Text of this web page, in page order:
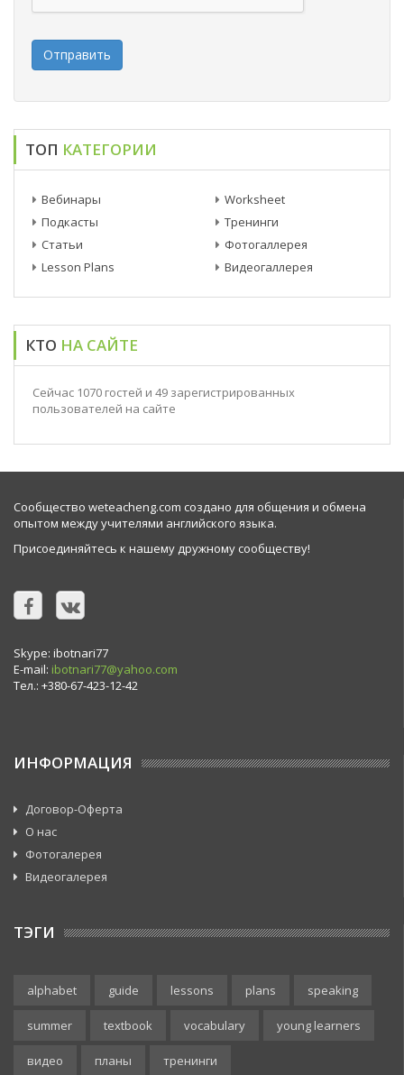
Отправить
ТОП КАТЕГОРИИ
Вебинары
Подкасты
Статьи
Lesson Plans
Worksheet
Тренинги
Фотогаллерея
Видеогаллерея
КТО НА САЙТЕ
Сейчас 1070 гостей и 49 зарегистрированных
пользователей на сайте
Сообщество weteacheng.com создано для общения и обмена
опытом между учителями английского языка.
Присоединяйтесь к нашему дружному сообществу!
Skype: ibotnari77
E-mail: ibotnari77@yahoo.com
Тел.: +380-67-423-12-42
ИНФОРМАЦИЯ
Договор-Оферта
О нас
Фотогалерея
Видеогалерея
ТЭГИ
alphabet guide lessons plans speaking
summer textbook vocabulary young learners
видео планы тренинги